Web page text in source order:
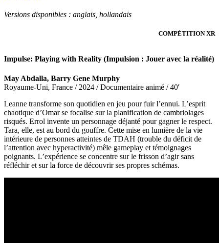
Versions disponibles : anglais, hollandais
COMPÉTITION XR
Impulse: Playing with Reality (Impulsion : Jouer avec la réalité)
May Abdalla, Barry Gene Murphy
Royaume-Uni, France / 2024 / Documentaire animé / 40′
Leanne transforme son quotidien en jeu pour fuir l’ennui. L’esprit
chaotique d’Omar se focalise sur la planification de cambriolages
risqués. Errol invente un personnage déjanté pour gagner le respect.
Tara, elle, est au bord du gouffre. Cette mise en lumière de la vie
intérieure de personnes atteintes de TDAH (trouble du déficit de
l’attention avec hyperactivité) mêle gameplay et témoignages
poignants. L’expérience se concentre sur le frisson d’agir sans
réfléchir et sur la force de découvrir ses propres schémas.